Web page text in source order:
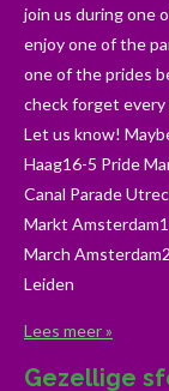
join us during one
enjoy one of the
one of the prides
check forget every
Let us know!
Haag16-5 Pride
Canal Parade
Markt
March
Leiden
Lees meer »
Gezellige